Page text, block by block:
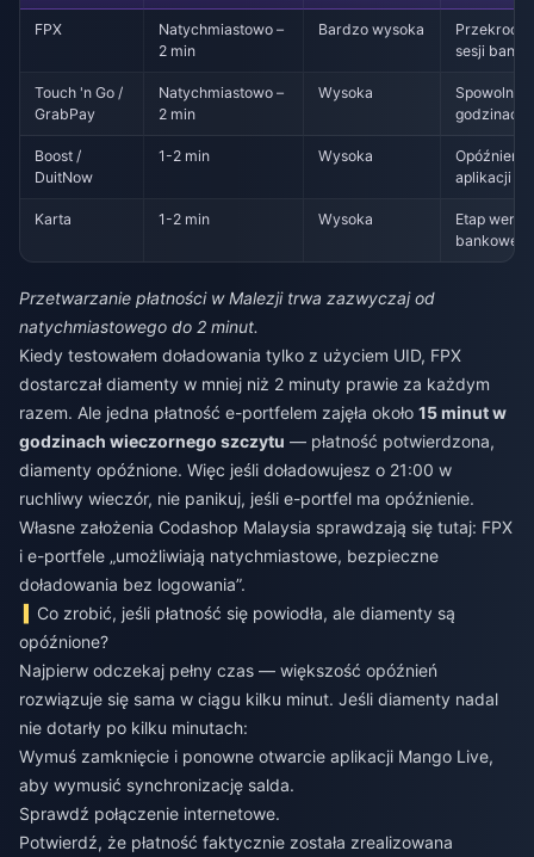
FPX
Natychmiastowo –
2 min
Bardzo wysoka
sesji
Touch 'n Go /
GrabPay
Natychmiastowo –
2 min
Wysoka
godzinach
Boost /
DuitNow
1-2 min Wysoka
aplikacji
Karta 1-2 min Wysoka
Etap
bankowej
Przetwarzanie płatności w Malezji trwa zazwyczaj od
natychmiastowego do 2 minut.
Kiedy testowałem doładowania tylko z użyciem UID, FPX
dostarczał diamenty w mniej niż 2 minuty prawie za każdym
razem. Ale jedna płatność e-portfelem zajęła około 15 minut w
godzinach wieczornego szczytu — płatność potwierdzona,
diamenty opóźnione. Więc jeśli doładowujesz o 21:00 w
ruchliwy wieczór, nie panikuj, jeśli e-portfel ma opóźnienie.
Własne założenia Codashop Malaysia sprawdzają się tutaj: FPX
i e-portfele „umożliwiają natychmiastowe, bezpieczne
doładowania bez logowania”.
Co zrobić, jeśli płatność się powiodła, ale diamenty są
opóźnione?
Najpierw odczekaj pełny czas — większość opóźnień
rozwiązuje się sama w ciągu kilku minut. Jeśli diamenty nadal
nie dotarły po kilku minutach:
Wymuś zamknięcie i ponowne otwarcie aplikacji Mango Live,
aby wymusić synchronizację salda.
Sprawdź połączenie internetowe.
Potwierdź, że płatność faktycznie została zrealizowana